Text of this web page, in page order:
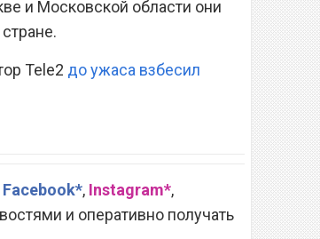
и Московской области они
Tele2 до ужаса взбесил
Facebook*, Instagram*,
и оперативно получать